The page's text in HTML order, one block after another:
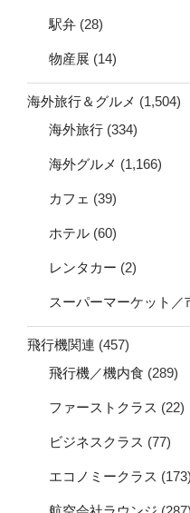
駅弁 (28)
物産展 (14)
海外旅行＆グルメ (1,504)
海外旅行 (334)
海外グルメ (1,166)
カフェ (39)
ホテル (60)
レンタカー (2)
スーパーマーケット／
飛行機関連 (457)
飛行機／機内食 (289)
ファーストクラス (22)
ビジネスクラス (77)
エコノミークラス (173)